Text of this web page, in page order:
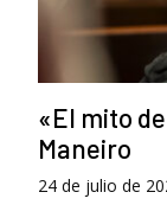
«El mito
Maneiro
24 de julio de